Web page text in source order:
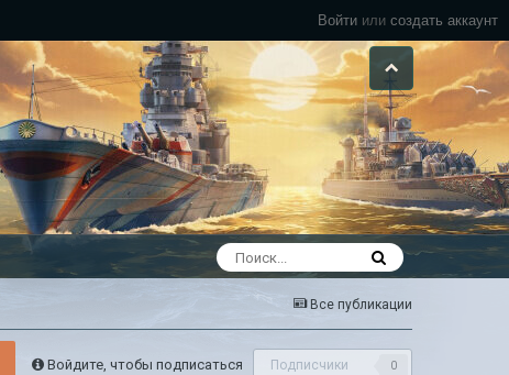
Войти или создать аккаунт
Все публикации
Войдите, чтобы подписаться Подписчики 0